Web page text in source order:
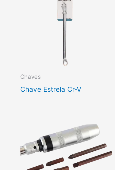
Chaves
Chave Estrela Cr-V